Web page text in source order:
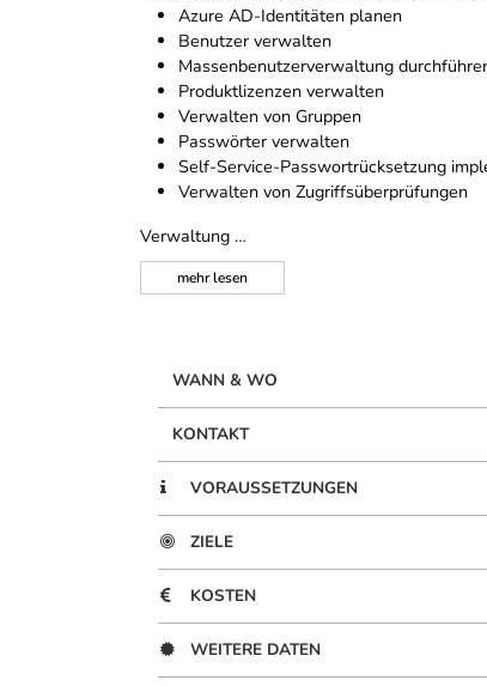
Azure AD-Identitäten planen
Benutzer verwalten
Massenbenutzerverwaltung
Produktlizenzen verwalten
Verwalten von Gruppen
Passwörter verwalten
Self-Service-Passwortrücksetzung
Verwalten von Zugriffsüberprüfungen
Verwaltung …
mehrlesen
WANN & WO
KONTAKT
VORAUSSETZUNGEN
ZIELE
KOSTEN
WEITERE DATEN